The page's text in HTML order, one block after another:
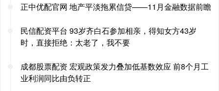
正中优配官网 地产平淡拖累信贷——11月金融数据前瞻
民信配资平台 93岁齐白石参加相亲，得知女方43岁
时，直接拒绝：太老了，我不要
成都股票配资 宏观政策发力叠加低基数效应 前8个月工
业利润同比由负转正